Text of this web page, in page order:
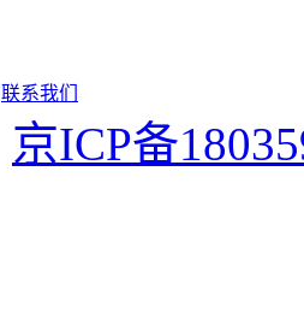
联系我们
京ICP备